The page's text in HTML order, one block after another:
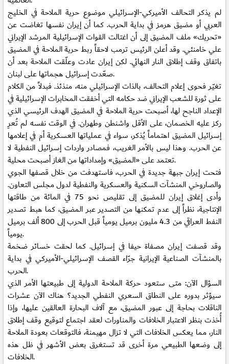
لم يذكر التحالف الأميركي-الإسرائيلي موضوع حرية الملاحة في الخليج
العربي أو مضيق هرمز في بداية الحرب. كما أن إيران نفسها تغاضت عن
«تحريك» ملف المضيق إلى أن اغتالت القوات الإسرائيلية المرشد الإيراني
علي خامنئي. وقد أعلن الرئيس ترمب لاحقاً ربط حرية الملاحة في المضيق
باتفاق وقف إطلاق النار النهائي. لكن إيران عادت وعلّقت الملاحة بعد أن
صعّدت إسرائيل هجماتها على لبنان.
تغيّر فحوى إعلام التحالف، بالذات الإسرائيلي منه، منذئذ. فبدلاً من الكلام
على ثورة للشعب الإيراني ضد حكامه التي أخفقت المخابرات الإسرائيلية في
الإعداد الناجح لها، أصبحت حرية الملاحة في المضيق الهدف الرئيسي الذي
ركز عليه الخصمان، على الأقل واشنطن وطهران. في الوقت نفسه لم تُعرِ
إسرائيل المضيق اهتماماً يُذكر، سواء في عملياتها العسكرية أم في إعلامها
عن الحرب. وهذا ليس بالأمر الغريب، فمصادر واردات إسرائيل النفطية لا
تعتمد على «المضيق» وإمداداتها من الغاز أصبحت محلية.
فتحت إيران جبهة جديدة في الحرب، فاستهدفت من خلال قصفها الجوي
والصاروخي المنشآت السكنية والعسكرية والنفطية لدول مجلس التعاون.
وأدى إغلاق إيران للمضيق إلى تقليص نحو 75 في المائة من طاقتها
الإنتاجية، نظراً إلى عدم تمكنها من التصدير عبر المضيق، كما هبط تصدير
النفط العراقي من 4.3 مليون برميل يومياً قبل الحرب إلى 800 ألف برميل
يومياً.
وقد قصفت إيران مصفاة حيفا في إسرائيل. كما لحقت خسائر ضخمة
بالمنشآت الصناعية الإيرانية جرّاء القصف الإسرائيلي-الأميركي في بداية
الحرب.
السؤال الآن: متى ستعود حركة الملاحة الدولية إلى طبيعتها الأمر الذي
سيؤثر بدوره على النطاق السعري النفطي الجديد؟ هناك الآن عشرات
الناقلات بحاجة إلى عبور المضيق، مع آلاف البحارة العالقين عليها، وإذا
أُخذت بنظر الاعتبار الخلافات والمناورات لعقد اجتماع لتوقيع وقف إطلاق
النار، مما يعكس الخلافات التي لا تزال مهيمنة، فالتوقعات بعودة الملاحة
إلى وضعها الطبيعي مرة أخرى قد تستغرق بعض الأشهر في ظل هذه
الخلافات.